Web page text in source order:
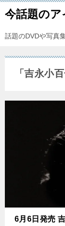
今話題の
話題のDVDや写真
「吉永小
6月6日発売